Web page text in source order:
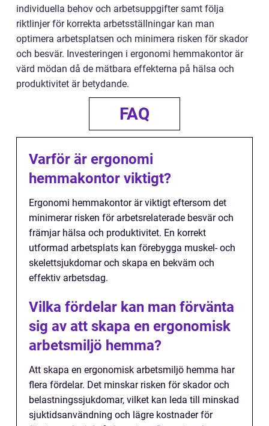
individuella behov och arbetsuppgifter samt följa
riktlinjer för korrekta arbetsställningar kan man
optimera arbetsplatsen och minimera risken för skador
och besvär. Investeringen i ergonomi hemmakontor är
värd mödan då de mätbara effekterna på hälsa och
produktivitet är betydande.
FAQ
Varför är ergonomi
hemmakontor viktigt?
Ergonomi hemmakontor är viktigt eftersom det
minimerar risken för arbetsrelaterade besvär och
främjar hälsa och produktivitet. En korrekt
utformad arbetsplats kan förebygga muskel- och
skelettsjukdomar och skapa en bekväm och
effektiv arbetsdag.
Vilka fördelar kan man förvänta
sig av att skapa en ergonomisk
arbetsmiljö hemma?
Att skapa en ergonomisk arbetsmiljö hemma har
flera fördelar. Det minskar risken för skador och
belastningssjukdomar, vilket kan leda till minskad
sjuktidsanvändning och lägre kostnader för